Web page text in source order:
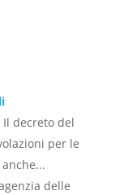
Il decreto del
per le
delle